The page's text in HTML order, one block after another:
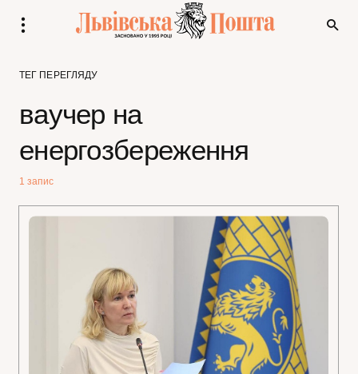
ТЕГ ПЕРЕГЛЯДУ
ваучер на
енергозбереження
1 запис